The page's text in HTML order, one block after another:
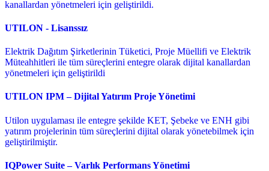
kanallardan yönetmeleri için geliştirildi.
UTILON - Lisanssız
Elektrik Dağıtım Şirketlerinin Tüketici, Proje Müellifi ve Elektrik
Müteahhitleri ile tüm süreçlerini entegre olarak dijital kanallardan
yönetmeleri için geliştirildi
UTILON IPM – Dijital Yatırım Proje Yönetimi
Utilon uygulaması ile entegre şekilde KET, Şebeke ve ENH gibi
yatırım projelerinin tüm süreçlerini dijital olarak yönetebilmek için
geliştirilmiştir.
IQPower Suite – Varlık Performans Yönetimi